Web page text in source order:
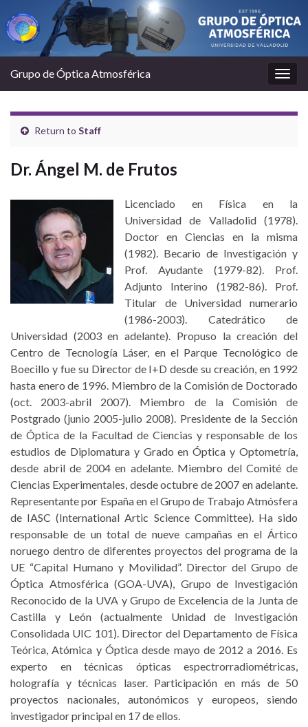
Grupo de Óptica Atmosférica
Return to Staff
Dr. Ángel M. de Frutos
Licenciado en Física en la
Universidad de Valladolid (1978).
Doctor en Ciencias en la misma
(1982). Becario de Investigación y
Prof. Ayudante (1979-82). Prof.
Adjunto Interino (1982-86). Prof.
Titular de Universidad numerario
(1986-2003). Catedrático de
Universidad (2003 en adelante). Propuso la creación del
Centro de Tecnología Láser, en el Parque Tecnológico de
Boecillo y fue su Director de I+D desde su creación, en 1992
hasta enero de 1996. Miembro de la Comisión de Doctorado
(oct. 2003-abril 2007). Miembro de la Comisión de
Postgrado (junio 2005-julio 2008). Presidente de la Sección
de Óptica de la Facultad de Ciencias y responsable de los
estudios de Diplomatura y Grado en Óptica y Optometría,
desde abril de 2004 en adelante. Miembro del Comité de
Ciencias Experimentales, desde octubre de 2007 en adelante.
Representante por España en el Grupo de Trabajo Atmósfera
de IASC (International Artic Science Committee). Ha sido
responsable de un total de nueve campañas en el Ártico
noruego dentro de diferentes proyectos del programa de la
UE “Capital Humano y Movilidad”. Director del Grupo de
Óptica Atmosférica (GOA-UVA), Grupo de Investigación
Reconocido de la UVA y Grupo de Excelencia de la Junta de
Castilla y León (actualmente Unidad de Investigación
Consolidada UIC 101). Director del Departamento de Física
Teórica, Atómica y Óptica desde mayo de 2012 a 2016. Es
experto en técnicas ópticas espectrorradiométricas,
holografía y técnicas laser. Participación en más de 50
proyectos nacionales, autonómicos y europeos, siendo
investigador principal en 17 de ellos.